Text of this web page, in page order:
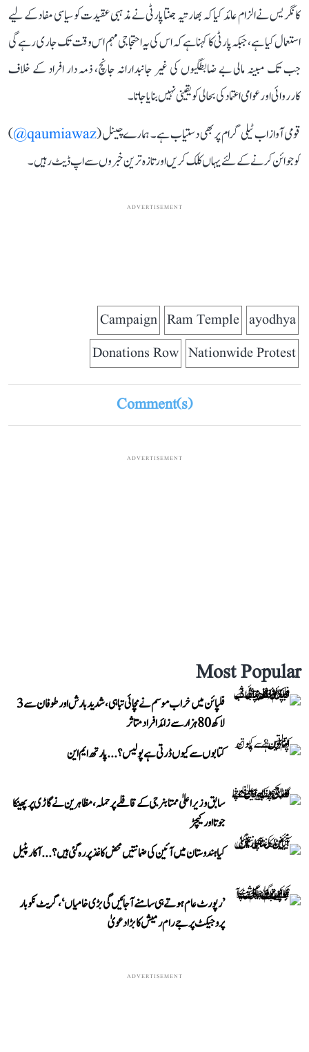
کانگریس نے الزام عائد کیا کہ بھارتیہ جنتا پارٹی نے مذہبی عقیدت کو سیاسی مفاد کے لیے
استعمال کیا ہے، جبکہ پارٹی کا کہنا ہے کہ اس کی یہ احتجاجی مہم اس وقت تک جاری رہے گی
جب تک مبینہ مالی بے ضابطگیوں کی غیر جانبدارانہ جانچ، ذمہ دار افراد کے خلاف
کارروائی اور عوامی اعتماد کی بحالی کو یقینی نہیں بنایا جاتا۔
قومی آواز اب ٹیلی گرام پر بھی دستیاب ہے۔ ہمارے چینل (qaumiawaz@
)
کو جوائن کرنے کے لئے یہاں کلک کریں اور تازہ ترین خبروں سے اپ ڈیٹ رہیں۔
ADVERTISEMENT
ayodhya
Ram Temple
Campaign
Nationwide Protest
Donations Row
Comment(s)
ADVERTISEMENT
Most Popular
فلپائن میں خراب موسم نے مچائی تباہی، شدید بارش اور طوفان سے 3
لاکھ 80 ہزار سے زائد افراد متاثر
کتابوں سے کیوں ڈرتی ہے پولیس؟...پارتھ ایم این
سابق وزیر اعلیٰ ممتا بنرجی کے قافلے پر حملہ، مظاہرین نے گاڑی پر پھینکا
جوتا اور کیچڑ
کیا ہندوستان میں آئین کی ضمانتیں محض کاغذ پر رہ گئی ہیں؟...آکار پٹیل
’رپورٹ عام ہوتے ہی سامنے آ جائیں گی بڑی خامیاں‘، گریٹ نکوبار
پروجیکٹ پر جے رام رمیش کا بڑا دعویٰ
ADVERTISEMENT